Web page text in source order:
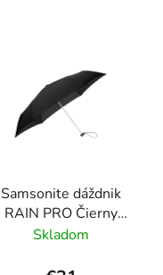
Samsonite dáždnik
RAIN PRO Čierny
skladací manuálny
Skladom